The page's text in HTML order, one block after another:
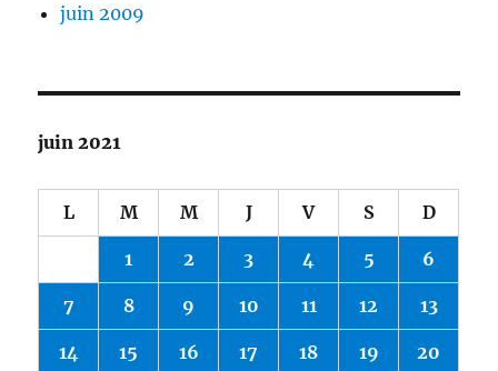
juin 2009
juin 2021
L M M J V S D
1 2 3 4 5 6
7 8 9 10 11 12 13
14 15 16 17 18 19 20